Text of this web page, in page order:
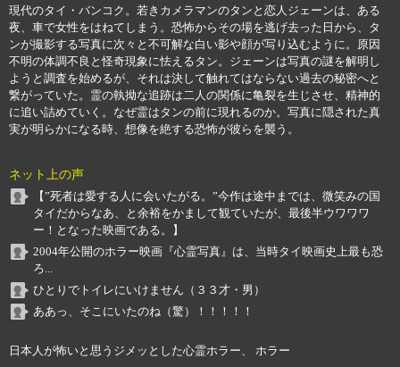
現代のタイ・バンコク。若きカメラマンのタンと恋人ジェーンは、ある
夜、車で女性をはねてしまう。恐怖からその場を逃げ去った日から、タ
ンが撮影する写真に次々と不可解な白い影や顔が写り込むように。原因
不明の体調不良と怪奇現象に怯えるタン。ジェーンは写真の謎を解明し
ようと調査を始めるが、それは決して触れてはならない過去の秘密へと
繋がっていた。霊の執拗な追跡は二人の関係に亀裂を生じさせ、精神的
に追い詰めていく。なぜ霊はタンの前に現れるのか。写真に隠された真
実が明らかになる時、想像を絶する恐怖が彼らを襲う。
ネット上の声
【”死者は愛する人に会いたがる。”今作は途中までは、微笑みの国
タイだからなあ、と余裕をかまして観ていたが、最後半ウワワワ
ー！となった映画である。】
2004年公開のホラー映画『心霊写真』は、当時タイ映画史上最も恐
ろ...
ひとりでトイレにいけません（３３才・男）
ああっ、そこにいたのね（驚）！！！！！
日本人が怖いと思うジメッとした心霊ホラー、 ホラー